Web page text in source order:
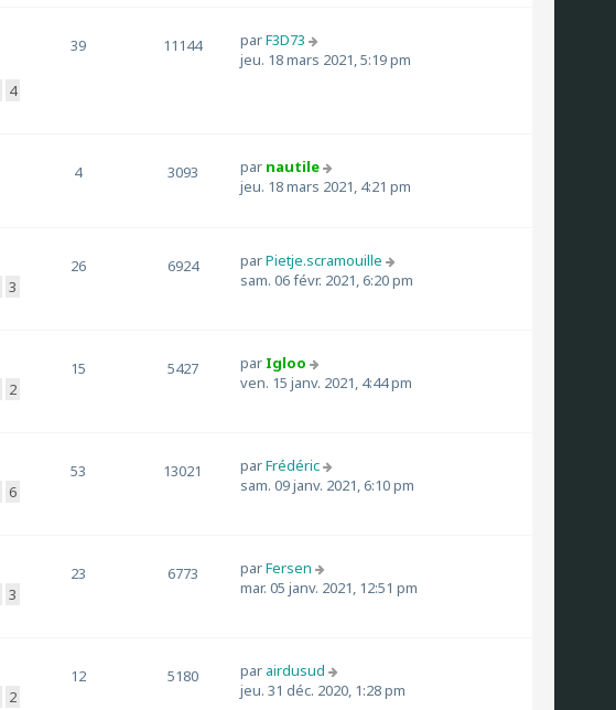
4
39 11144 parF3D73
jeu. 18 mars 2021, 5:19 pm
4 3093 par nautile
jeu. 18 mars 2021, 4:21 pm
3
26 6924 parPietje.scramouille
sam. 06 févr. 2021, 6:20 pm
2
15 5427 par Igloo
ven. 15 janv. 2021, 4:44 pm
6
53 13021 parFrédéric
sam. 09 janv. 2021, 6:10 pm
3
23 6773 parFersen
mar. 05 janv. 2021, 12:51 pm
2
12 5180 par airdusud
jeu. 31 déc. 2020, 1:28 pm